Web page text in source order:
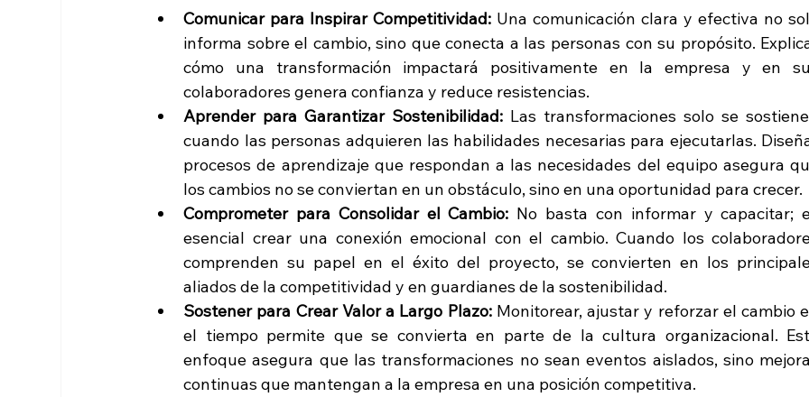
Comunicar para Inspirar Competitividad: Una comunicación clara y efectiva no
informa sobre el cambio, sino que conecta a las personas con su propósito.
cómo una transformación impactará positivamente en la empresa y en
colaboradores genera confianza y reduce resistencias.
Aprender para Garantizar Sostenibilidad: Las transformaciones solo se
cuando las personas adquieren las habilidades necesarias para ejecutarlas.
procesos de aprendizaje que respondan a las necesidades del equipo asegura
los cambios no se conviertan en un obstáculo, sino en una oportunidad para crecer.
Comprometer para Consolidar el Cambio: No basta con informar y capacitar;
esencial crear una conexión emocional con el cambio. Cuando los
comprenden su papel en el éxito del proyecto, se convierten en los
aliados de la competitividad y en guardianes de la sostenibilidad.
Sostener para Crear Valor a Largo Plazo: Monitorear, ajustar y reforzar el cambio
el tiempo permite que se convierta en parte de la cultura organizacional.
enfoque asegura que las transformaciones no sean eventos aislados, sino
continuas que mantengan a la empresa en una posición competitiva.